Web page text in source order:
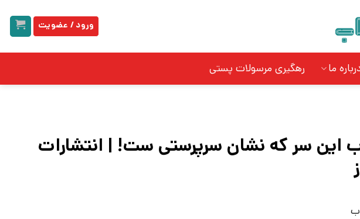
ورود / عضویت
ما رهگیری مرسولات پستی
این سر که نشان سرپرستی ست! | انتشارات